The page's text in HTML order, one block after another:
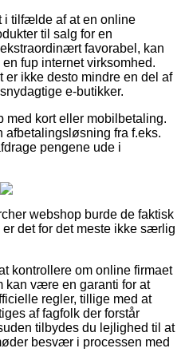
i tilfælde af at en online
til salg for en
favorabel, kan
fup internet virksomhed.
er ikke desto mindre en del af
e-butikker.
med kort eller mobilbetaling.
afbetalingsløsning fra f.eks.
pengene ude i
webshop burde de faktisk
det for det meste ikke særlig
kontrollere om online firmaet
kan være en garanti for at
regler, tillige med at
af fagfolk der forstår
tilbydes du lejlighed til at
besvær i processen med